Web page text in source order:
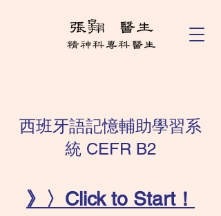
西班牙語記憶輔助學習系
統 CEFR B2
》〉Click to Start！